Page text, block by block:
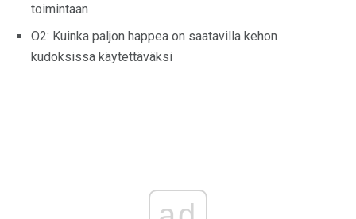
toimintaan
O2: Kuinka paljon happea on saatavilla kehon
kudoksissa käytettäväksi